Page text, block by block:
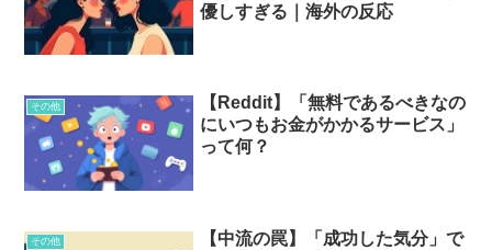
優しすぎる｜海外の反応
その他
【Reddit】「無料であるべきなの
にいつもお金がかかるサービス」
って何？
その他
【中流の罠】「成功した気分」で